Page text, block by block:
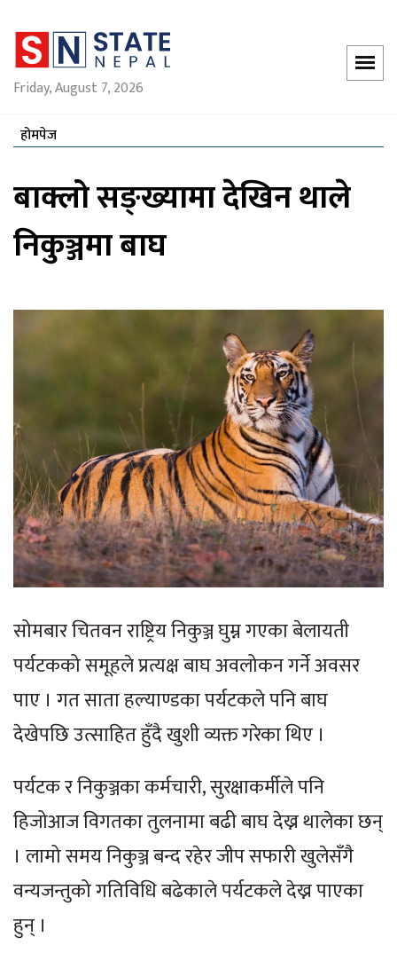
Friday, August 7, 2026
होमपेज
बाक्लो सङ्ख्यामा देखिन थाले
निकुञ्जमा बाघ
सोमबार चितवन राष्ट्रिय निकुञ्ज घुम्न गएका बेलायती
पर्यटकको समूहले प्रत्यक्ष बाघ अवलोकन गर्ने अवसर
पाए । गत साता हल्याण्डका पर्यटकले पनि बाघ
देखेपछि उत्साहित हुँदै खुशी व्यक्त गरेका थिए ।
पर्यटक र निकुञ्जका कर्मचारी, सुरक्षाकर्मीले पनि
हिजोआज विगतका तुलनामा बढी बाघ देख्न थालेका छन्
। लामो समय निकुञ्ज बन्द रहेर जीप सफारी खुलेसँगै
वन्यजन्तुको गतिविधि बढेकाले पर्यटकले देख्न पाएका
हुन् ।